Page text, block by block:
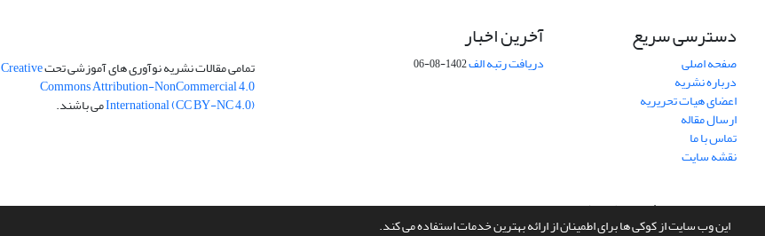
این وب سایت از کوکی ها برای اطمینان از ارائه بهترین خدمات استفاده می کند.
دسترسی سریع
صفحه اصلی
درباره نشریه
اعضای هیات تحریریه
ارسال مقاله
تماس با ما
نقشه سایت
آخرین اخبار
دریافت رتبه الف1402-08-06 تمامی مقالات نشریه نوآوری های آموزشی تحتCreative
Commons Attribution-NonCommercial 4.0
International (CC BY-NC 4.0)می باشند.
سامانه مدیریت نشریات علمی.طراحی و پیاده سازی ازسیناوب